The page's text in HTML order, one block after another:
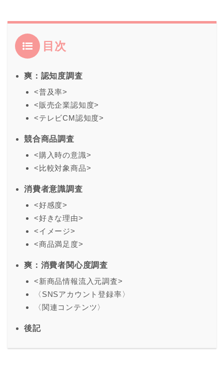
目次
爽：認知度調査
<普及率>
<販売企業認知度>
<テレビCM認知度>
競合商品調査
<購入時の意識>
<比較対象商品>
消費者意識調査
<好感度>
<好きな理由>
<イメージ>
<商品満足度>
爽：消費者関心度調査
<新商品情報流入元調査>
〈SNSアカウント登録率〉
〈関連コンテンツ〉
後記